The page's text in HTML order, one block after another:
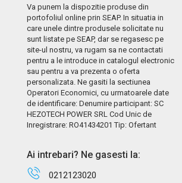
Va punem la dispozitie produse din
portofoliul online prin SEAP. In situatia in
care unele dintre produsele solicitate nu
sunt listate pe SEAP, dar se regasesc pe
site-ul nostru, va rugam sa ne contactati
pentru a le introduce in catalogul electronic
sau pentru a va prezenta o oferta
personalizata. Ne gasiti la sectiunea
Operatori Economici, cu urmatoarele date
de identificare: Denumire participant: SC
HEZOTECH POWER SRL Cod Unic de
Inregistrare: RO41434201 Tip: Ofertant
Ai intrebari? Ne gasesti la:
0212123020